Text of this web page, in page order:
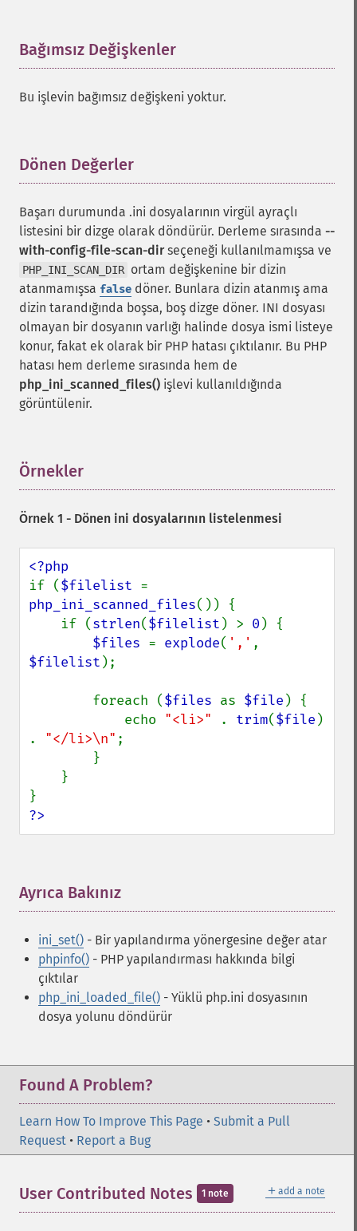
Bağımsız Değişkenler
Bu işlevin bağımsız değişkeni yoktur.
Dönen Değerler
Başarı durumunda .ini dosyalarının virgül ayraçlı
listesini bir dizge olarak döndürür. Derleme sırasında --
with-config-file-scan-dirseçeneği kullanılmamışsa ve
PHP_INI_SCAN_DIR ortam değişkenine bir dizin
atanmamışsa false döner. Bunlara dizin atanmış ama
dizin tarandığında boşsa, boş dizge döner. INI dosyası
olmayan bir dosyanın varlığı halinde dosya ismi listeye
konur, fakat ek olarak bir PHP hatası çıktılanır. Bu PHP
hatası hem derleme sırasında hem de
php_ini_scanned_files() işlevi kullanıldığında
görüntülenir.
Örnekler
Örnek 1 - Dönen ini dosyalarının listelenmesi
if ($filelist
php_ini_scanned_files()) {
    if (
strlen($filelist ) > 0 ) {
$files = explode( ','
$filelist );
        foreach (
$files as $file ) {
            echo
"<li>" . trim($file )
. "</li>\n" ;
?>
Ayrıca Bakınız
ini_set() - Bir yapılandırma yönergesine değer atar
phpinfo() - PHP yapılandırması hakkında bilgi
çıktılar
php_ini_loaded_file() - Yüklü php.ini dosyasının
dosya yolunu döndürür
Found A Problem?
Learn How To Improve This Page • Submit a Pull
Request • Report a Bug
＋ add a note
User Contributed Notes 1 note